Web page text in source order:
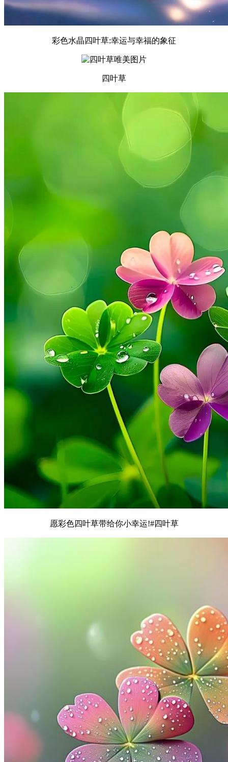
彩色水晶四叶草:幸运与幸福的象征
四叶草
愿彩色四叶草带给你小幸运!#四叶草